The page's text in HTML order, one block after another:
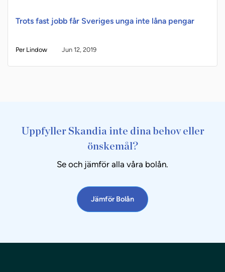
Trots fast jobb får Sveriges unga inte låna pengar
Per Lindow Jun 12, 2019
Uppfyller Skandia inte dina behov eller
önskemål?
Se och jämför alla våra bolån.
Jämför Bolån